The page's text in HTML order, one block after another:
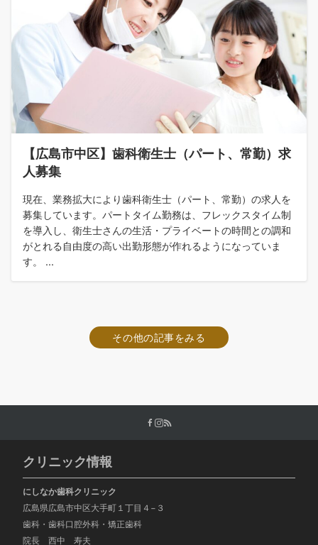
【広島市中区】歯科衛生士（パート、常勤）求
人募集
現在、業務拡大により歯科衛生士（パート、常勤）の求人を
募集しています。パートタイム勤務は、フレックスタイム制
を導入し、衛生士さんの生活・プライベートの時間との調和
がとれる自由度の高い出勤形態が作れるようになっていま
す。 ...
その他の記事をみる
クリニック情報
にしなか歯科クリニック
広島県広島市中区大手町１丁目４−３
歯科・歯科口腔外科・矯正歯科
院長 西中 寿夫